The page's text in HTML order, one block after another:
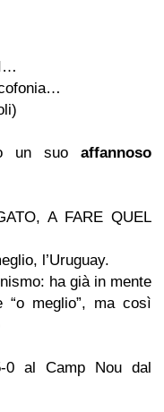
un suo affannoso
A FARE QUEL
l’Uruguay.
ha già in mente
meglio”, ma così
al Camp Nou dal